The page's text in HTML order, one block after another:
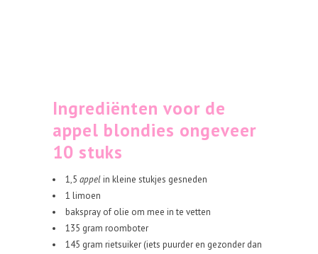
Ingrediënten voor de
appel blondies ongeveer
10 stuks
1,5 appelin kleine stukjes gesneden
1 limoen
bakspray of olie om mee in te vetten
135 gram roomboter
145 gram rietsuiker (iets puurder en gezonder dan